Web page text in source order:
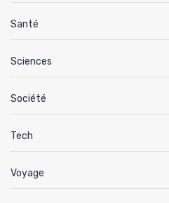
Santé
Sciences
Société
Tech
Voyage